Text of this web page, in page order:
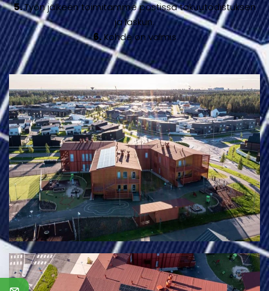
5.Työn jälkeen toimitamme postissa takuutodistuksen
ja laskun.
6.Kohde on valmis